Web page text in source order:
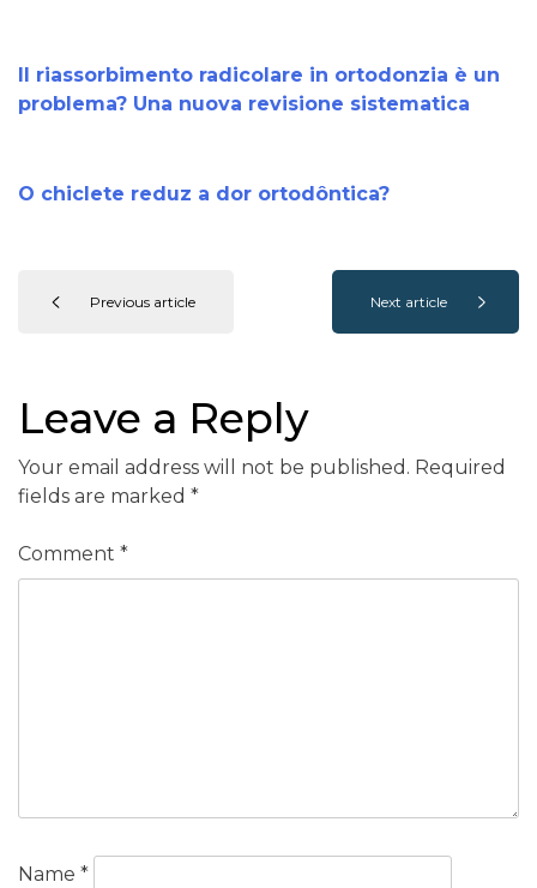
Il riassorbimento radicolare in ortodonzia è un
problema? Una nuova revisione sistematica
O chiclete reduz a dor ortodôntica?
Previous article Next article
Leave a Reply
Your email address will not be published. Required
fields are marked *
Comment *
Name *